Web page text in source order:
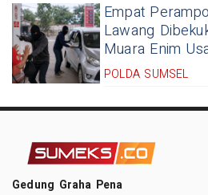
Empat
Lawang
Muara Enim
POLDA SUMSEL
Gedung Graha Pena